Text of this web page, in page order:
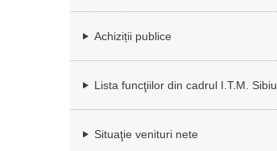
Achiziții publice
Lista funcţiilor din cadrul I.T.M. Sibiu
Situaţie venituri nete